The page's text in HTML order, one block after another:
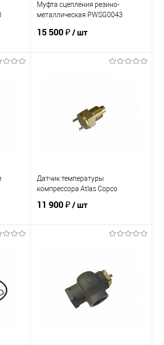
Муфта сцепления резино-
металлическая PWSG0043
15 500 ₽/ шт
В избранное
Датчик температуры
компрессора Atlas Copco
11 900 ₽/ шт
Купить в 1 клик
К сравнению
В избранное
В наличии